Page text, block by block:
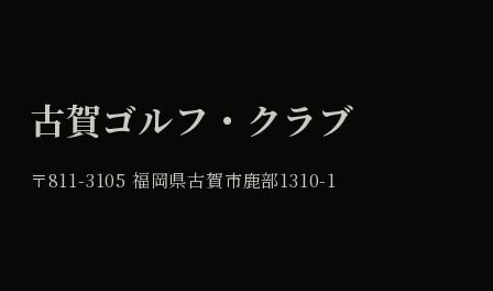
古賀ゴルフ・クラブ
〒811-3105 福岡県古賀市鹿部1310-1